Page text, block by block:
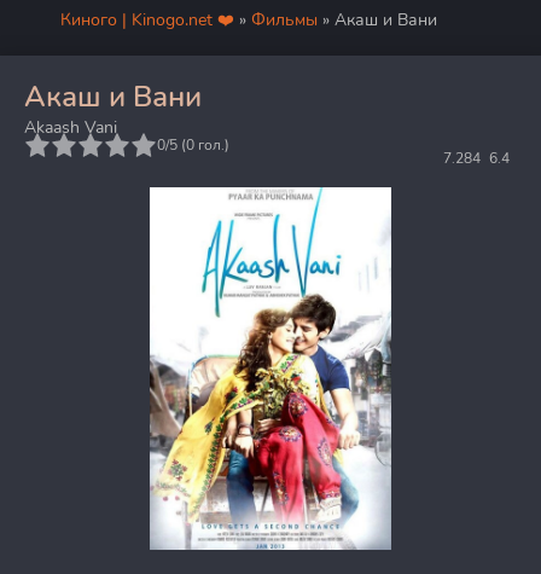
Киного | Kinogo.net ❤️ » Фильмы » Акаш и Вани
Акаш и Вани
Akaash Vani
7.284 6.4
0/5 (0 гол.)